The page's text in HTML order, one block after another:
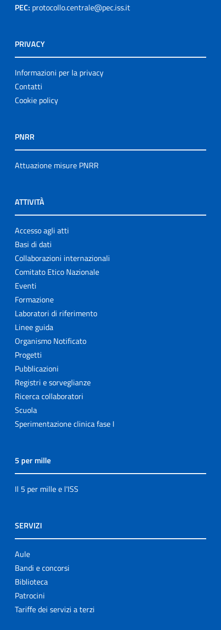
PEC: protocollo.centrale@pec.iss.it
PRIVACY
Informazioni per la privacy
Contatti
Cookie policy
PNRR
Attuazione misure PNRR
ATTIVITÀ
Accesso agli atti
Basi di dati
Collaborazioni internazionali
Comitato Etico Nazionale
Eventi
Formazione
Laboratori di riferimento
Linee guida
Organismo Notificato
Progetti
Pubblicazioni
Registri e sorveglianze
Ricerca collaboratori
Scuola
Sperimentazione clinica fase I
5 per mille
Il 5 per mille e l'ISS
SERVIZI
Aule
Bandi e concorsi
Biblioteca
Patrocini
Tariffe dei servizi a terzi